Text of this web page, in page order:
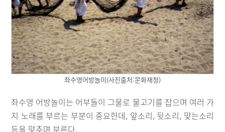
좌수영어방놀이(사진출처:문화재청)
좌수영 어방놀이는 어부들이 그물로 물고기를 잡으며 여러 가
지 노래를 부르는 부분이 중요한데, 앞소리, 뒷소리, 맞는소리
등을 맞추며 부른다.